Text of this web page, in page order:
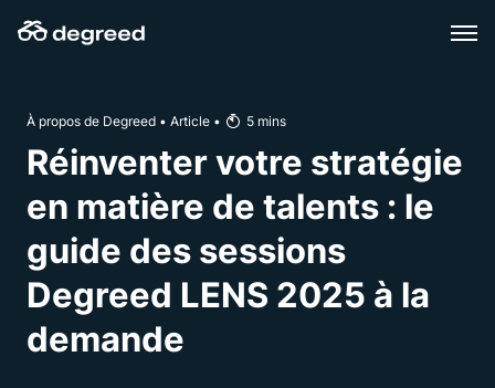
au
À propos de Degreed • Article • 5 mins
Réinventer votre stratégie
en matière de talents : le
guide des sessions
Degreed LENS 2025 à la
demande